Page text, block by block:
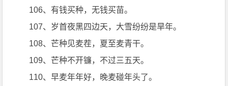
106、有钱买种，无钱买苗。
107、岁首夜黑四边天，大雪纷纷是旱年。
108、芒种见麦茬，夏至麦青干。
109、芒种不开镰，不过三五天。
110、早麦年年好，晚麦碰年头了。